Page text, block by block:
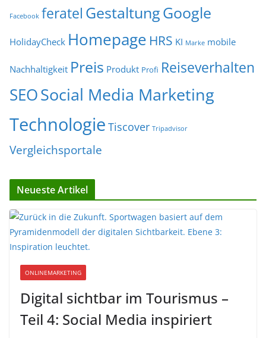
Facebook feratel GestaltungGoogle
HolidayCheck Homepage HRS KI Marke mobile
Nachhaltigkeit Preis Produkt Profi Reiseverhalten
SEOSocial Media Marketing
Technologie Tiscover Tripadvisor
Vergleichsportale
Neueste Artikel
ONLINEMARKETING
Digital sichtbar im Tourismus –
Teil 4: Social Media inspiriert